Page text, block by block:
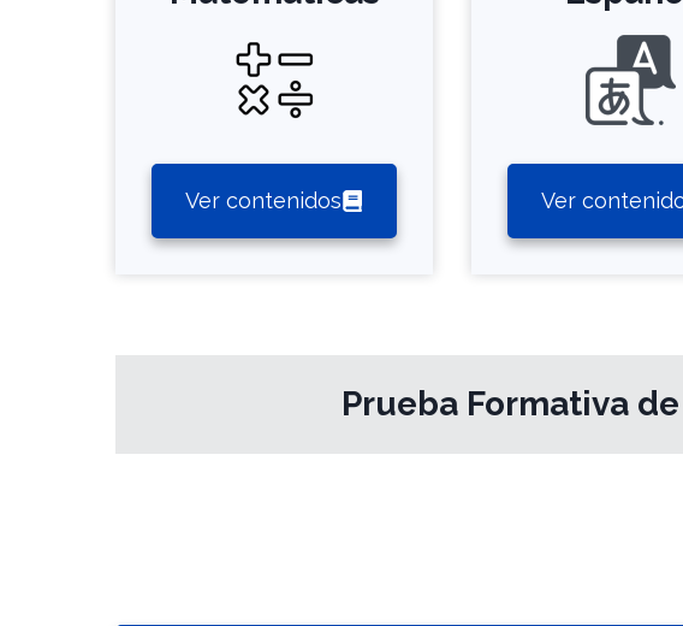
Ver contenidos Ver
Prueba Formativa